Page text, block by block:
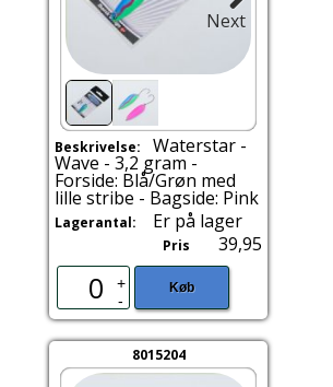
Next
Beskrivelse: Waterstar -
Wave - 3,2 gram -
Forside: Blå/Grøn med
lille stribe - Bagside: Pink
Lagerantal: Er på lager
Pris 39,95
+
-
Køb
8015204